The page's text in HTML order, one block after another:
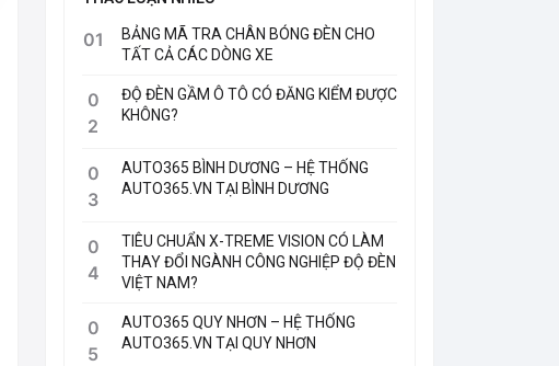
01
BẢNG MÃ TRA CHÂN BÓNG ĐÈN CHO
TẤT CẢ CÁC DÒNG XE
0
2
ĐỘ ĐÈN GẦM Ô TÔ CÓ ĐĂNG KIỂM ĐƯỢC
KHÔNG?
0
3
AUTO365 BÌNH DƯƠNG – HỆ THỐNG
AUTO365.VN TẠI BÌNH DƯƠNG
0
4
TIÊU CHUẨN X-TREME VISION CÓ LÀM
THAY ĐỔI NGÀNH CÔNG NGHIỆP ĐỘ ĐÈN
VIỆT NAM?
0
5
AUTO365 QUY NHƠN – HỆ THỐNG
AUTO365.VN TẠI QUY NHƠN